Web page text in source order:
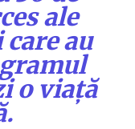
ale
au
o viață